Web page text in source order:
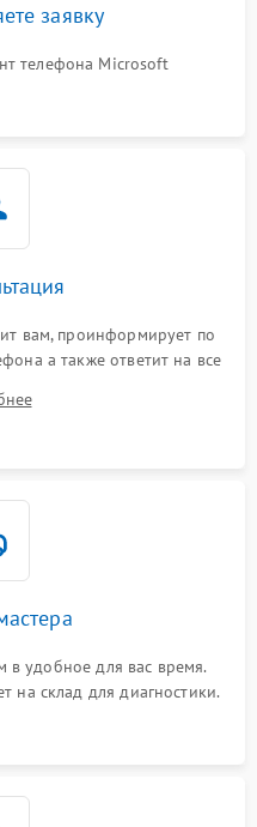
заявку
телефона Microsoft
вам, проинформирует по
а также ответит на все
в удобное для вас время.
на склад для диагностики.